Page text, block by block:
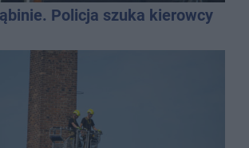
Policja szuka kierowcy